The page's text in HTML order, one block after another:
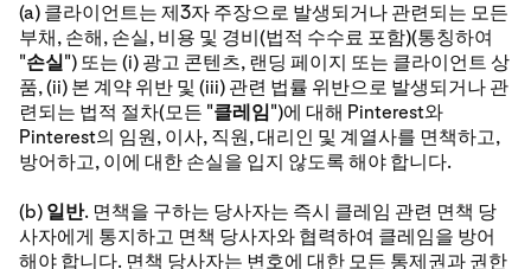
(a) 클라이언트는 제3자 주장으로 발생되거나 관련되는 모든
부채, 손해, 손실, 비용 및 경비(법적 수수료 포함)(통칭하여
"손실") 또는 (i) 광고 콘텐츠, 랜딩 페이지 또는 클라이언트 상
품, (ii) 본 계약 위반 및 (iii) 관련 법률 위반으로 발생되거나 관
련되는 법적 절차(모든 "클레임")에 대해 Pinterest와
Pinterest의 임원, 이사, 직원, 대리인 및 계열사를 면책하고,
방어하고, 이에 대한 손실을 입지 않도록 해야 합니다.
(b) 일반. 면책을 구하는 당사자는 즉시 클레임 관련 면책 당
사자에게 통지하고 면책 당사자와 협력하여 클레임을 방어
해야 합니다. 면책 당사자는 변호에 대한 모든 통제권과 권한